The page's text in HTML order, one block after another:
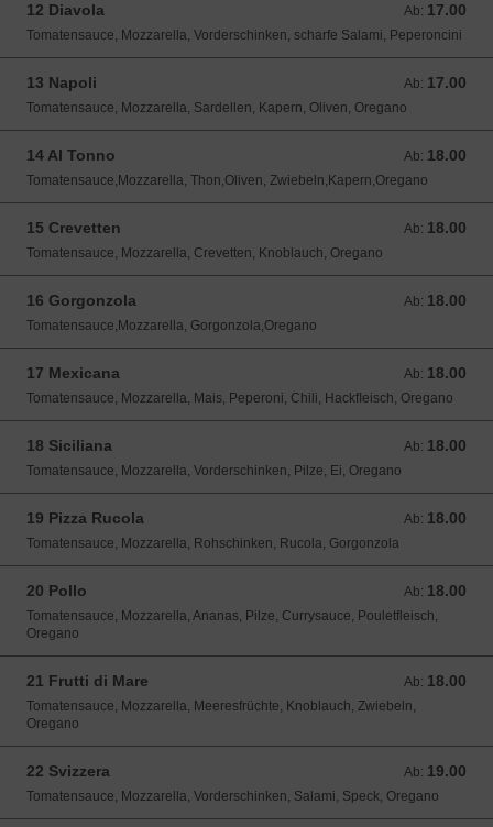
12 Diavola Ab: 17.00
Ab: 17.00 CHF
Tomatensauce, Mozzarella, Vorderschinken, scharfe Salami, Peperoncini
13 Napoli Ab: 17.00
Ab: 17.00 CHF
Tomatensauce, Mozzarella, Sardellen, Kapern, Oliven, Oregano
14 Al Tonno Ab: 18.00
Ab: 18.00 CHF
Tomatensauce,Mozzarella, Thon,Oliven, Zwiebeln,Kapern,Oregano
15 Crevetten Ab: 18.00
Ab: 18.00 CHF
Tomatensauce, Mozzarella, Crevetten, Knoblauch, Oregano
16 Gorgonzola Ab: 18.00
Ab: 18.00 CHF
Tomatensauce,Mozzarella, Gorgonzola,Oregano
17 Mexicana Ab: 18.00
Ab: 18.00 CHF
Tomatensauce, Mozzarella, Mais, Peperoni, Chili, Hackﬂeisch, Oregano
18 Siciliana Ab: 18.00
Ab: 18.00 CHF
Tomatensauce, Mozzarella, Vorderschinken, Pilze, Ei, Oregano
19 Pizza Rucola Ab: 18.00
Ab: 18.00 CHF
Tomatensauce, Mozzarella, Rohschinken, Rucola, Gorgonzola
20 Pollo Ab: 18.00
Ab: 18.00 CHF
Tomatensauce, Mozzarella, Ananas, Pilze, Currysauce, Pouletfleisch,
Oregano
21 Frutti di Mare Ab: 18.00
Ab: 18.00 CHF
Tomatensauce, Mozzarella, Meeresfrüchte, Knoblauch, Zwiebeln,
Oregano
22 Svizzera Ab: 19.00
Ab: 19.00 CHF
Tomatensauce, Mozzarella, Vorderschinken, Salami, Speck, Oregano